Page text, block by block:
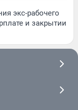
экс-рабочего
и закрытии